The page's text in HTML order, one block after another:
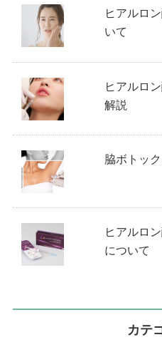
ヒアルロ
いて
ヒアルロ
解説
脇ボトッ
ヒアルロ
について
カテ